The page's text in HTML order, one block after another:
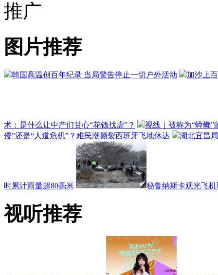
推广
图片推荐
韩国高温创百年纪录 当局警告停止一切户外活动 加沙上
术：是什么让中产们甘心“花钱找虐”？
视线｜被称为“蟑螂
侵”还是“人道危机”？难民潮撕裂西班牙飞地休达
湖北宜昌
时累计雨量超80毫米 秘鲁纳斯卡观光飞
视听推荐